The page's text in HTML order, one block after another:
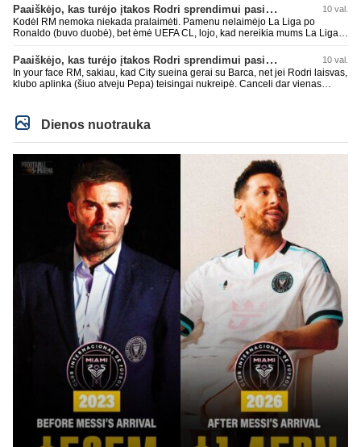
Paaiškėjo, kas turėjo įtakos Rodri sprendimui pasirinkti Barselonos pusę 10 val.
Kodėl RM nemoka niekada pralaimėti. Pamenu nelaimėjo La Liga po
Ronaldo (buvo duobė), bet ėmė UEFA CL, lojo, kad nereikia mums La Liga,
laimėti La Liga. Dabar vėl gavo nuo Barcos ir Rodri ateina ne pas juos, vėl
nereikia mums jo, senas ir t.t. Gal davai vyriškai priimkit tuos pralaimėjimus
be kvailų nereikia, nenorim ir t.t.
Paaiškėjo, kas turėjo įtakos Rodri sprendimui pasirinkti Barselonos pusę 10 val.
In your face RM, sakiau, kad City sueina gerai su Barca, net jei Rodri laisvas,
klubo aplinka (šiuo atveju Pepa) teisingai nukreipė. Canceli dar vienas
Dienos nuotrauka